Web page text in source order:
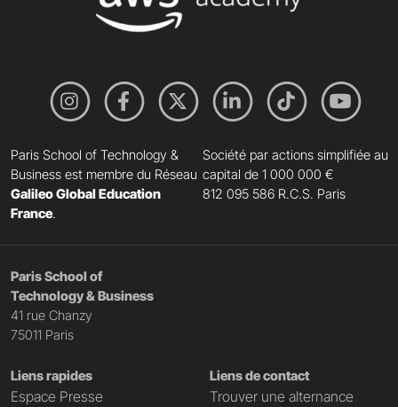
Paris School of Technology &
Business est membre du Réseau
Galileo Global Education
France.
Société par actions simplifiée au
capital de 1 000 000 €
812 095 586 R.C.S. Paris
Paris School of
Technology & Business
41 rue Chanzy
75011 Paris
Liens rapides
Espace Presse
Liens de contact
Trouver une alternance